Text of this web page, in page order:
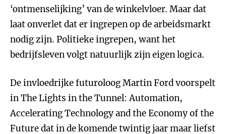
‘ontmenselijking’ van de winkelvloer. Maar dat
laat onverlet dat er ingrepen op de arbeidsmarkt
nodig zijn. Politieke ingrepen, want het
bedrijfsleven volgt natuurlijk zijn eigen logica.
De invloedrijke futuroloog Martin Ford voorspelt
in The Lights in the Tunnel: Automation,
Accelerating Technology and the Economy of the
Future dat in de komende twintig jaar maar liefst